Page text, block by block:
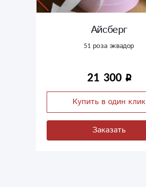
Айсберг
51 роза эквадор
21 300
Купить в один клик
Заказать